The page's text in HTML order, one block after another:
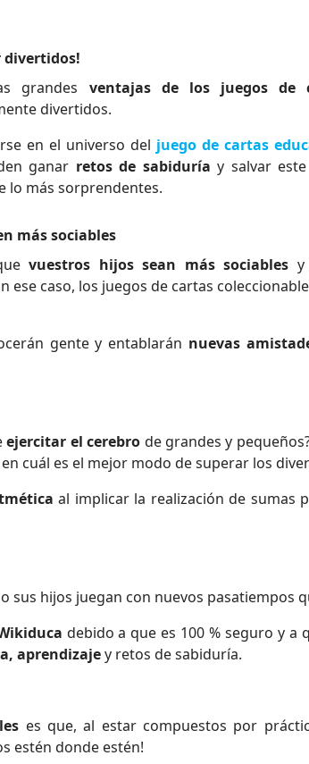
divertidos!
grandes ventajas de los juegos de
divertidos.
en el universo del juego de cartas
ganar retos de sabiduría y salvar
lo más sorprendentes.
más sociables
vuestros hijos sean más sociables y
ese caso, los juegos de cartas
gente y entablarán nuevas
ejercitar el cerebro de grandes y
cuál es el mejor modo de superar los
al implicar la realización de sumas
hijos juegan con nuevos pasatiempos
debido a que es 100 % seguro y
aprendizajey retos de sabiduría.
es que, al estar compuestos por
estén donde estén!